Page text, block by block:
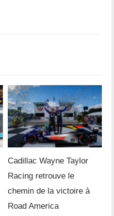
Cadillac Wayne Taylor
Racing retrouve le
chemin de la victoire à
Road America